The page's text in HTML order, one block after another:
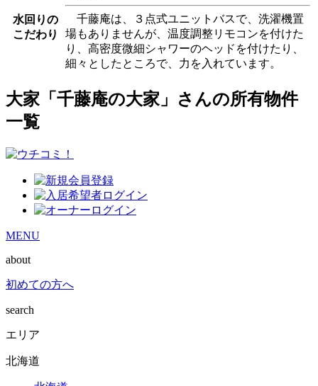
水回りの
こだわり
千藤庵は、３点式ユニットバスで、洗濯機置
場もありませんが、温度調整リモコンを付けた
り、高密度微細シャワーのヘッドを付けたり、
細々としたところで、力を入れています。
大家「千藤庵の大家」さんの所有物件
一覧
MENU
about
初めての方へ
search
エリア
北海道